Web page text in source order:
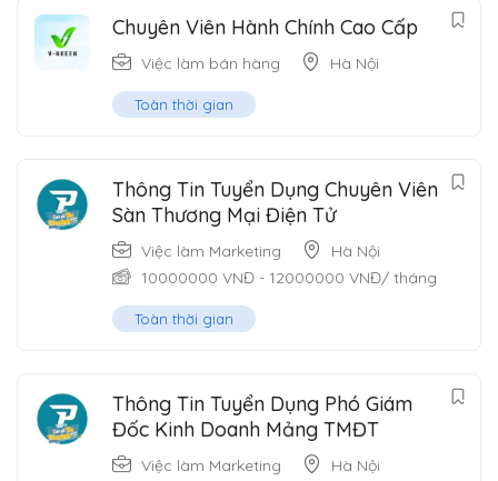
Chuyên Viên Hành Chính Cao Cấp
Việc làm bán hàng Hà Nội
Toàn thời gian
Thông Tin Tuyển Dụng Chuyên Viên
Sàn Thương Mại Điện Tử
Việc làm Marketing
Hà Nội
10000000 VNĐ - 12000000 VNĐ/ tháng
Toàn thời gian
Thông Tin Tuyển Dụng Phó Giám
Đốc Kinh Doanh Mảng TMĐT
Việc làm Marketing
Hà Nội